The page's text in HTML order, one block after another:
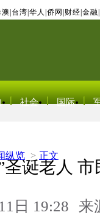
台湾 华人 侨网 财经 金融
社会 国际
纵览 > 正文
圣诞老人
日 19:28 来